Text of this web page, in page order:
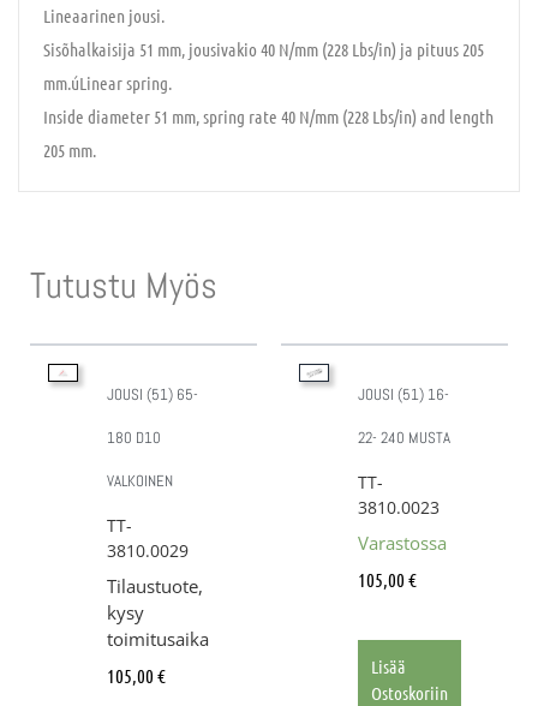
Lineaarinen jousi.
Sisõhalkaisija 51 mm, jousivakio 40 N/mm (228 Lbs/in) ja pituus 205
mm.úLinear spring.
Inside diameter 51 mm, spring rate 40 N/mm (228 Lbs/in) and length
205 mm.
Tutustu Myös
JOUSI (51) 65-
180 D10
VALKOINEN
TT-
3810.0029
Tilaustuote,
kysy
toimitusaika
105,00 €
JOUSI (51) 16-
22- 240 MUSTA
TT-
3810.0023
Varastossa
105,00 €
Lisää
Ostoskoriin